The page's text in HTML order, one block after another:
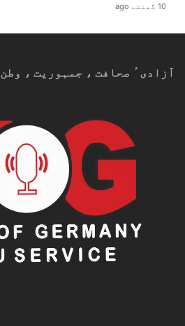
10 گھنٹے ago
آزادیٴ صحافت ، جمہوریت ، وطن